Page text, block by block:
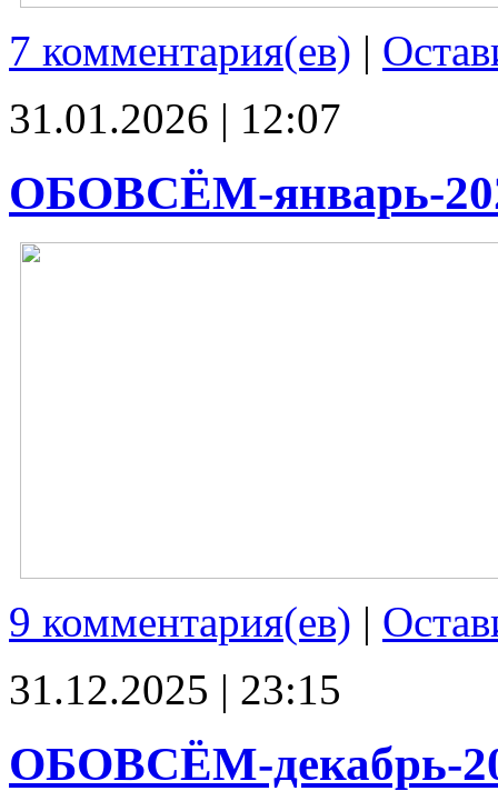
7 комментария(ев) |
31.01.2026 | 12:07
ОБОВСЁМ-январь-
9 комментария(ев) |
31.12.2025 | 23:15
ОБОВСЁМ-декабрь-